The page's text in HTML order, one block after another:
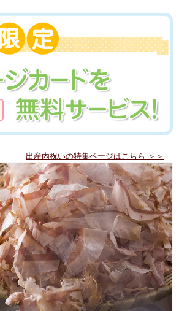
出産内祝いの特集ページはこちら ＞＞